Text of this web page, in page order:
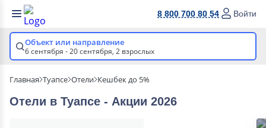
8 800 700 80 54 Войти
Объект или направление
6 сентября - 20 сентября, 2 взрослых
Главная Туапсе Отели Кешбек до 5%
Отели в Туапсе - Акции 2026